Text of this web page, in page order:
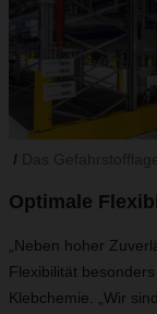
Optimale
„Neben hoher
Flexibilität
Klebchemie. „Wir